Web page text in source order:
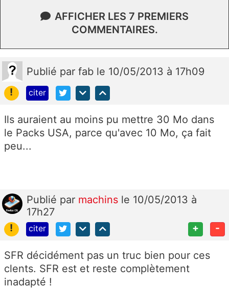
AFFICHER LES 7 PREMIERS
COMMENTAIRES.
Publié par fab le 10/05/2013 à 17h09
!
citer
Ils auraient au moins pu mettre 30 Mo dans
le Packs USA, parce qu'avec 10 Mo, ça fait
peu...
Publié par machins le 10/05/2013 à
17h27
!
citer + -
SFR décidément pas un truc bien pour ces
clents. SFR est et reste complètement
inadapté !